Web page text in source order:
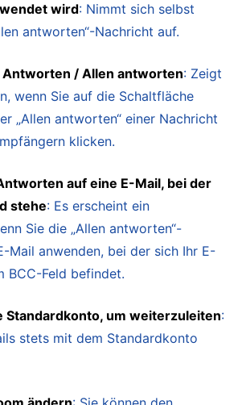
wird: Nimmt sich selbst
antworten“-Nachricht auf.
Antworten / Allen antworten: Zeigt
wenn Sie auf die Schaltfläche
„Allen antworten“ einer Nachricht
klicken.
auf eine E-Mail, bei der
stehe: Es erscheint ein
Sie die „Allen antworten“-
Mail anwenden, bei der sich Ihr E-
BCC-Feld befindet.
Standardkonto, um weiterzuleiten:
stets mit dem Standardkonto